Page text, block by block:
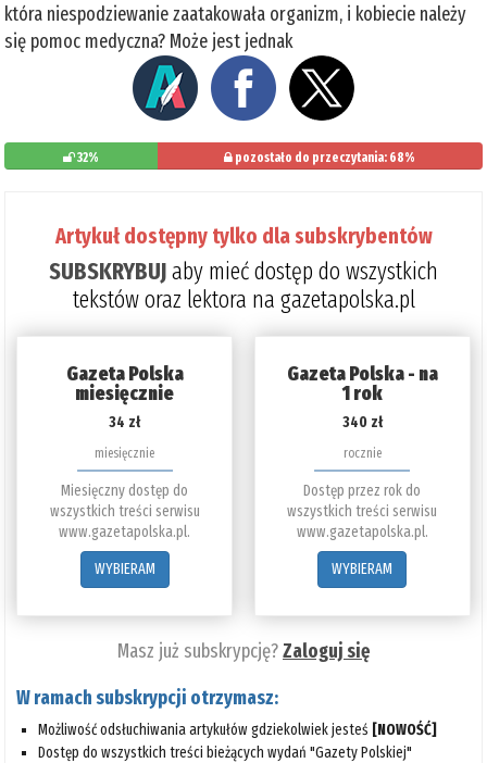
która niespodziewanie zaatakowała organizm, i kobiecie należy
się pomoc medyczna? Może jest jednak
32% pozostało do przeczytania: 68%
Artykuł dostępny tylko dla subskrybentów
SUBSKRYBUJaby mieć dostęp do wszystkich
tekstów oraz lektora na gazetapolska.pl
Gazeta Polska
miesięcznie
34 zł
miesięcznie
Miesięczny dostęp do
wszystkich treści serwisu
www.gazetapolska.pl.
WYBIERAM
Gazeta Polska - na
1 rok
340 zł
rocznie
Dostęp przez rok do
wszystkich treści serwisu
www.gazetapolska.pl.
WYBIERAM
Masz już subskrypcję?Zaloguj się
W ramach subskrypcji otrzymasz:
Możliwość odsłuchiwania artykułów gdziekolwiek jesteś [NOWOŚĆ]
Dostęp do wszystkich treści bieżących wydań "Gazety Polskiej"